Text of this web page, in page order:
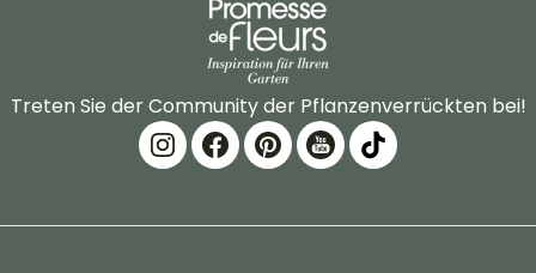
Treten Sie der Community der Pflanzenverrückten bei!